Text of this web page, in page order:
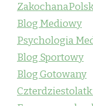
Blog Mediowy
Psychologia
Blog Sportowy
Blog Gotowany